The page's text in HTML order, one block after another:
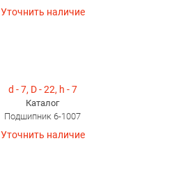
Уточнить наличие
d - 7, D - 22, h - 7
Каталог
Подшипник 6-1007
Уточнить наличие